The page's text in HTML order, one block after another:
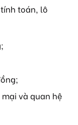
toán, lô
và quan hệ